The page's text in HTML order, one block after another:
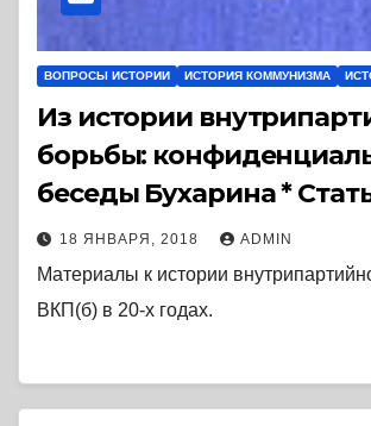
ВОПРОСЫ ИСТОРИИ ИСТОРИЯ КОММУНИЗМА
Из истории
борьбы:
беседы Бухарина *
18 ЯНВАРЯ, 2018 ADMIN
Материалы к истории
ВКП(б) в 20-х годах.